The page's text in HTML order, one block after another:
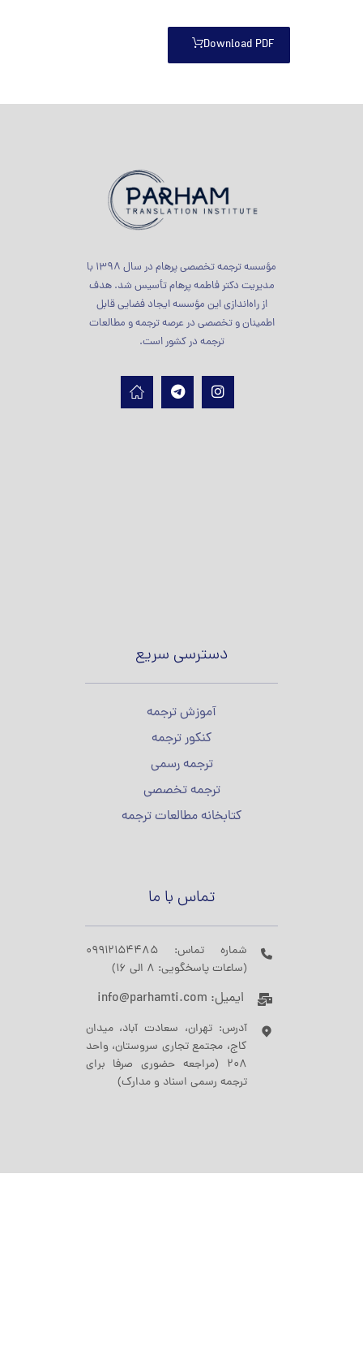
Download PDF
مؤسسه ترجمه تخصصی پرهام در سال 1398 با
مدیریت دکتر فاطمه پرهام تأسیس شد. هدف
از راه‌اندازی این مؤسسه ایجاد فضایی قابل
اطمینان و تخصصی در عرصه ترجمه و مطالعات
ترجمه در کشور است.
دسترسی سریع
آموزش ترجمه
کنکور ترجمه
ترجمه رسمی
ترجمه تخصصی
کتابخانه مطالعات ترجمه
تماس با ما
شماره تماس: 09912154485
(ساعات پاسخگویی: 8 الی 16)
ایمیل: info@parhamti.com
آدرس: تهران، سعادت آباد، میدان
کاج، مجتمع تجاری سروستان، واحد
208 (مراجعه حضوری صرفا برای
ترجمه رسمی اسناد و مدارک)